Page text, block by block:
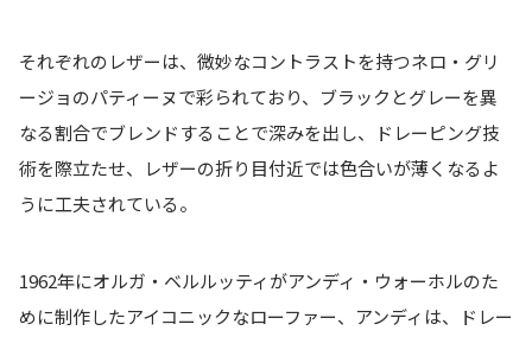
それぞれのレザーは、微妙なコントラストを持つネロ・グリ
ージョのパティーヌで彩られており、ブラックとグレーを異
なる割合でブレンドすることで深みを出し、ドレーピング技
術を際立たせ、レザーの折り目付近では色合いが薄くなるよ
うに工夫されている。
1962年にオルガ・ベルルッティがアンディ・ウォーホルのた
めに制作したアイコニックなローファー、アンディは、ドレー